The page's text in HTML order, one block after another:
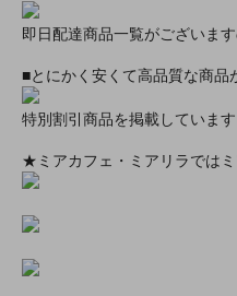
即日配達商品一覧がございま
■とにかく安くて高品質な商品
特別割引商品を掲載していま
★ミアカフェ・ミアリラでは